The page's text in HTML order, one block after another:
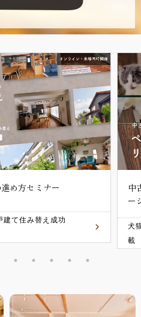
め方セミナー
て住み替え成功
中
ー
犬
載